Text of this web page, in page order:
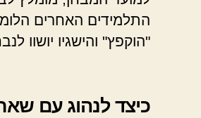
התלמידים האחרים
"הוקפץ" והישגיו יושוו
כיצד לנהוג עם